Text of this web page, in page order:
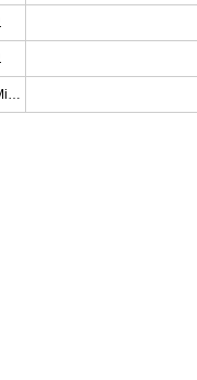
University of Michigan